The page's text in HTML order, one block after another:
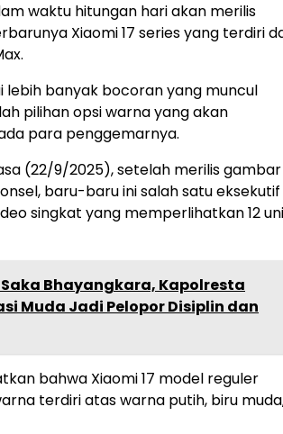
waktu hitungan hari akan merilis
Xiaomi 17 series yang terdiri
lebih banyak bocoran yang muncul
pilihan opsi warna yang akan
para penggemarnya.
(22/9/2025), setelah merilis gambar
baru-baru ini salah satu eksekutif
singkat yang memperlihatkan 12
Bhayangkara, Kapolresta
Muda Jadi Pelopor Disiplin dan
bahwa Xiaomi 17 model reguler
terdiri atas warna putih, biru